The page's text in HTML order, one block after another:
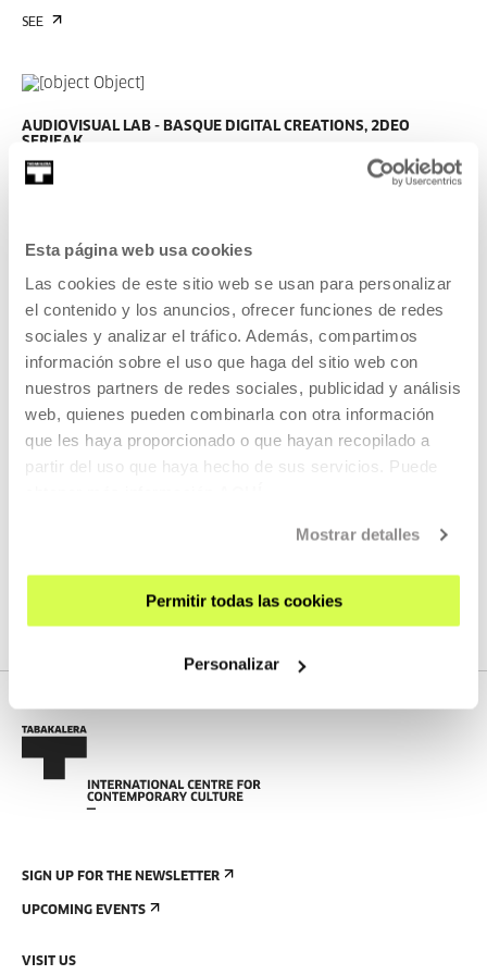
Esta página web usa cookies
Las cookies de este sitio web se usan para personalizar
el contenido y los anuncios, ofrecer funciones de redes
sociales y analizar el tráfico. Además, compartimos
información sobre el uso que haga del sitio web con
nuestros partners de redes sociales, publicidad y análisis
web, quienes pueden combinarla con otra información
que les haya proporcionado o que hayan recopilado a
partir del uso que haya hecho de sus servicios. Puede
Mostrar detalles
Permitir todas las cookies
Personalizar
SEE
AUDIOVISUAL LAB - BASQUE DIGITAL CREATIONS, 2DEO
SERIEAK
DURATION 00:02:07
LEIRE ALBINARRATE EU
AUDIOVISUAL LAB - BASQUE DIGITAL CREATIONS, 2DEO
SERIEAK
DURATION 00:03:22
NITYA LOPEZ EU EU | ES
SIGN UP FOR THE NEWSLETTER
UPCOMING EVENTS
VISIT US